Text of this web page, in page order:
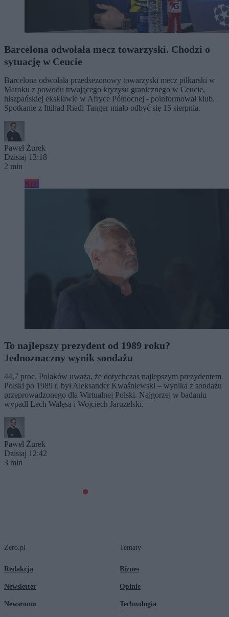
Barcelona odwołała mecz towarzyski. Chodzi o
sytuację w Ceucie
Barcelona odwołała przedsezonowy towarzyski mecz piłkarski w
Maroku z powodu trwającego kryzysu granicznego w Ceucie,
hiszpańskiej eksklawie w Afryce Północnej - poinformował klub.
Spotkanie z Ittihad Riadi Tanger miało odbyć się 15 sierpnia.
Paweł Żurek
Dzisiaj 13:18
2 min
Kraj
To najlepszy prezydent od 1989 roku?
Jednoznaczny wynik sondażu
44,7 proc. Polaków uważa, że dotychczas najlepszym prezydentem
Polski po 1989 r. był Aleksander Kwaśniewski – wynika z sondażu
przeprowadzonego dla Wirtualnej Polski. Najgorzej w badaniu
wypadł Lech Wałęsa i Wojciech Jaruzelski.
Paweł Żurek
Dzisiaj 12:42
3 min
Zero.pl
Redakcja
Newsletter
Newsroom
Tematy
Biznes
Opinie
Technologia